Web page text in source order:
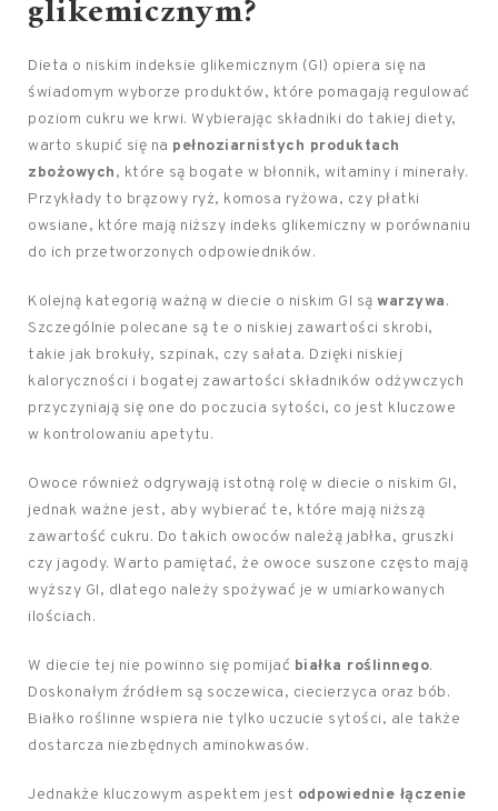
glikemicznym?
Dieta o niskim indeksie glikemicznym (GI) opiera się na
świadomym wyborze produktów, które pomagają regulować
poziom cukru we krwi. Wybierając składniki do takiej diety,
warto skupić się na pełnoziarnistych produktach
zbożowych, które są bogate w błonnik, witaminy i minerały.
Przykłady to brązowy ryż, komosa ryżowa, czy płatki
owsiane, które mają niższy indeks glikemiczny w porównaniu
do ich przetworzonych odpowiedników.
Kolejną kategorią ważną w diecie o niskim GI są warzywa.
Szczególnie polecane są te o niskiej zawartości skrobi,
takie jak brokuły, szpinak, czy sałata. Dzięki niskiej
kaloryczności i bogatej zawartości składników odżywczych
przyczyniają się one do poczucia sytości, co jest kluczowe
w kontrolowaniu apetytu.
Owoce również odgrywają istotną rolę w diecie o niskim GI,
jednak ważne jest, aby wybierać te, które mają niższą
zawartość cukru. Do takich owoców należą jabłka, gruszki
czy jagody. Warto pamiętać, że owoce suszone często mają
wyższy GI, dlatego należy spożywać je w umiarkowanych
ilościach.
W diecie tej nie powinno się pomijać białka roślinnego.
Doskonałym źródłem są soczewica, ciecierzyca oraz bób.
Białko roślinne wspiera nie tylko uczucie sytości, ale także
dostarcza niezbędnych aminokwasów.
Jednakże kluczowym aspektem jest odpowiednie łączenie